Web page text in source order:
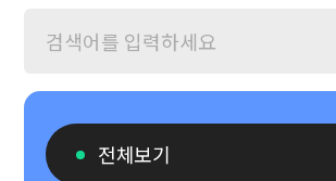
전체보기